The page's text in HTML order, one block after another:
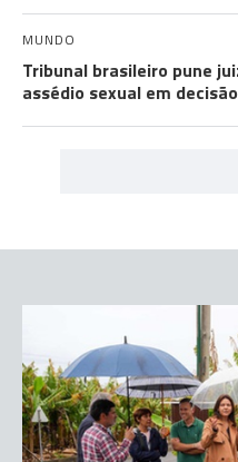
MUNDO
Tribunal brasileiro pune
assédio sexual em